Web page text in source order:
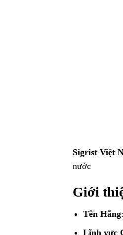
Sigrist Việt
nước
Giới
Tên Hãng
Lĩnh vực